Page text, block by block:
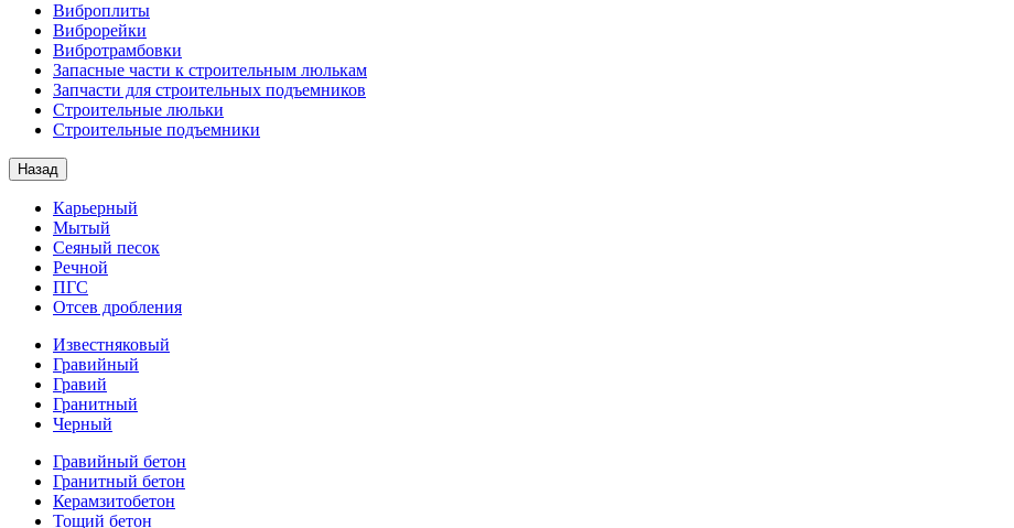
Виброплиты
Виброрейки
Вибротрамбовки
Запасные части к строительным люлькам
Запчасти для строительных подъемников
Строительные люльки
Строительные подъемники
Назад
Карьерный
Мытый
Сеяный песок
Речной
ПГС
Отсев дробления
Известняковый
Гравийный
Гравий
Гранитный
Черный
Гравийный бетон
Гранитный бетон
Керамзитобетон
Тощий бетон